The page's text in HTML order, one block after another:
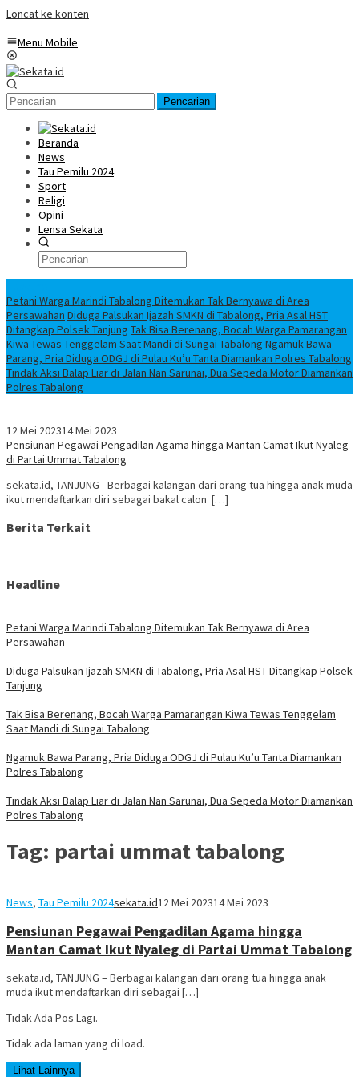
Loncat ke konten
Menu Mobile
Pencarian
Beranda
News
Tau Pemilu 2024
Sport
Religi
Opini
Lensa Sekata
Petani Warga Marindi Tabalong Ditemukan Tak Bernyawa di Area
Persawahan Diduga Palsukan Ijazah SMKN di Tabalong, Pria Asal HST
Ditangkap Polsek Tanjung Tak Bisa Berenang, Bocah Warga Pamarangan
Kiwa Tewas Tenggelam Saat Mandi di Sungai Tabalong Ngamuk Bawa
Parang, Pria Diduga ODGJ di Pulau Ku’u Tanta Diamankan Polres Tabalong
Tindak Aksi Balap Liar di Jalan Nan Sarunai, Dua Sepeda Motor Diamankan
Polres Tabalong
12 Mei 202314 Mei 2023
Pensiunan Pegawai Pengadilan Agama hingga Mantan Camat Ikut Nyaleg
di Partai Ummat Tabalong
sekata.id, TANJUNG - Berbagai kalangan dari orang tua hingga anak muda
ikut mendaftarkan diri sebagai bakal calon […]
Berita Terkait
Headline
Petani Warga Marindi Tabalong Ditemukan Tak Bernyawa di Area
Persawahan
Diduga Palsukan Ijazah SMKN di Tabalong, Pria Asal HST Ditangkap Polsek
Tanjung
Tak Bisa Berenang, Bocah Warga Pamarangan Kiwa Tewas Tenggelam
Saat Mandi di Sungai Tabalong
Ngamuk Bawa Parang, Pria Diduga ODGJ di Pulau Ku’u Tanta Diamankan
Polres Tabalong
Tindak Aksi Balap Liar di Jalan Nan Sarunai, Dua Sepeda Motor Diamankan
Polres Tabalong
Tag: partai ummat tabalong
News, Tau Pemilu 2024sekata.id12 Mei 202314 Mei 2023
Pensiunan Pegawai Pengadilan Agama hingga
Mantan Camat Ikut Nyaleg di Partai Ummat Tabalong
sekata.id, TANJUNG – Berbagai kalangan dari orang tua hingga anak
muda ikut mendaftarkan diri sebagai […]
Tidak Ada Pos Lagi.
Tidak ada laman yang di load.
Lihat Lainnya